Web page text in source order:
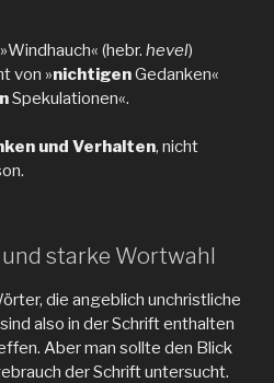
(hebr. hevel)
von »nichtigenGedanken«
Spekulationen«.
und Verhalten, nicht
starke Wortwahl
die angeblich unchristliche
also in der Schrift enthalten
Aber man sollte den Blick
der Schrift untersucht.